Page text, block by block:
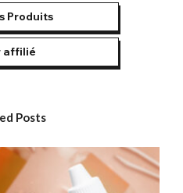
lentilles de contact rouges les
design rouge, orange et jaune,
portrait craché des yeux
les plus polyvalents, ces
pour les maquillages et
et de vampires, elles figurent
liste des meilleures ventes
Produits
affilié
Posts